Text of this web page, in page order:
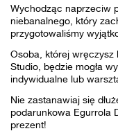
Wychodząc naprzeciw
niebanalnego, który
przygotowaliśmy
Osoba, której
Studio, będzie mogła
indywidualne lub
Nie zastanawiaj się
podarunkowa Egurrola
prezent!